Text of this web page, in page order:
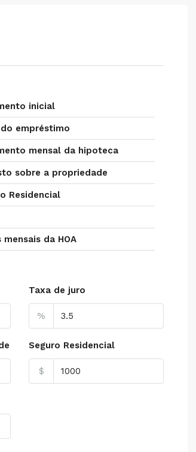
inicial
empréstimo
mensal da hipoteca
sobre a propriedade
Residencial
mensais da HOA
Taxa de juro
%
Seguro Residencial
$